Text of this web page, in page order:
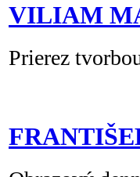
VILIAM
Prierez